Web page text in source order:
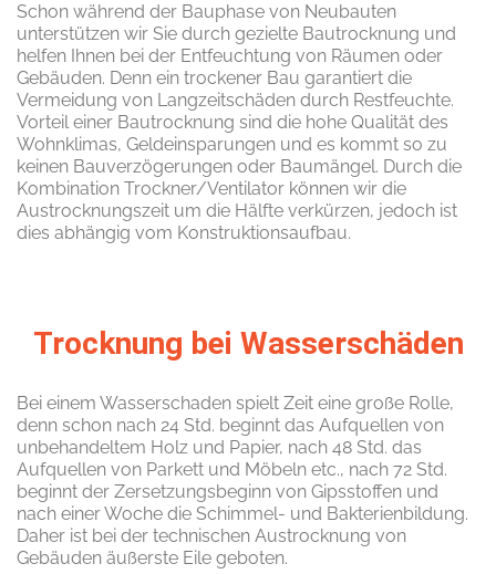
Schon während der Bauphase von Neubauten
unterstützen wir Sie durch gezielte Bautrocknung und
helfen Ihnen bei der Entfeuchtung von Räumen oder
Gebäuden. Denn ein trockener Bau garantiert die
Vermeidung von Langzeitschäden durch Restfeuchte.
Vorteil einer Bautrocknung sind die hohe Qualität des
Wohnklimas, Geldeinsparungen und es kommt so zu
keinen Bauverzögerungen oder Baumängel. Durch die
Kombination Trockner/Ventilator können wir die
Austrocknungszeit um die Hälfte verkürzen, jedoch ist
dies abhängig vom Konstruktionsaufbau.
Trocknung bei Wasserschäden
Bei einem Wasserschaden spielt Zeit eine große Rolle,
denn schon nach 24 Std. beginnt das Aufquellen von
unbehandeltem Holz und Papier, nach 48 Std. das
Aufquellen von Parkett und Möbeln etc., nach 72 Std.
beginnt der Zersetzungsbeginn von Gipsstoffen und
nach einer Woche die Schimmel- und Bakterienbildung.
Daher ist bei der technischen Austrocknung von
Gebäuden äußerste Eile geboten.